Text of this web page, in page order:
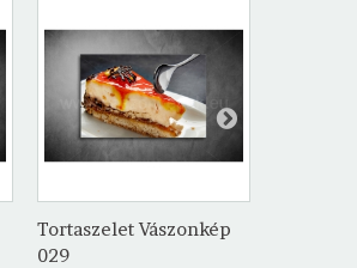
Tortaszelet Vászonkép
029